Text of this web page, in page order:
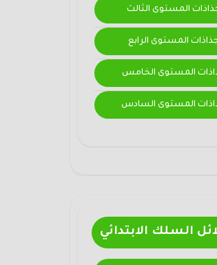
المستوى الثالث
المستوى الرابع
المستوى الخامس
المستوى السادس
السلك الابتدائي